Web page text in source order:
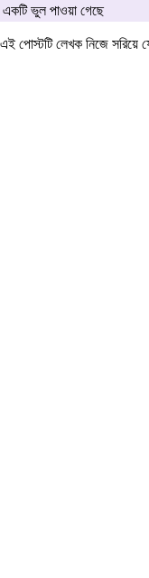
একটি ভুল পাওয়া গেছে
এই পোস্টটি লেখক নিজে সরিয়ে